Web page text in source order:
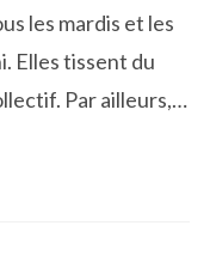
les mardis et les
Elles tissent du
Par ailleurs,…